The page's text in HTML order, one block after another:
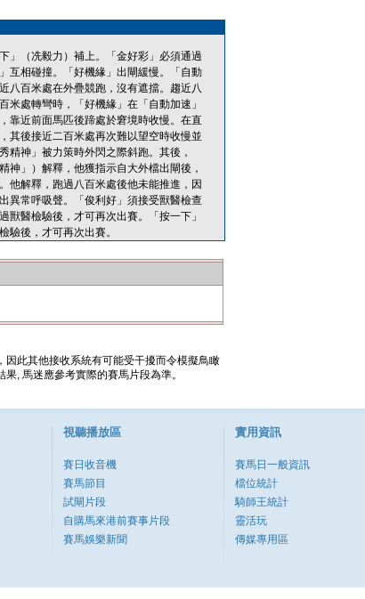
」（冼毅力）補上。「金好彩」必須通過
互相碰撞。「好機緣」出閘緩慢。「自動
八百米處在外疊競跑，沒有遮擋。趨近八
處轉彎時，「好機緣」在「自動加速」
靠近前面馬匹後蹄處於窘境時收慢。在直
其後接近二百米處再次難以望空時收慢並
精神」被力策時外閃之際斜跑。其後，
神」）解釋，他獲指示自大外檔出閘後，
他解釋，跑過八百米處後他未能推進，因
異常呼吸聲。「俊利好」須接受獸醫檢查
醫檢驗後，才可再次出賽。「按一下」
驗後，才可再次出賽。
此其他接收系統有可能受干擾而令模擬鳥瞰
, 馬迷應參考實際的賽馬片段為準。
視聽播放區
賽日收音機
賽馬節目
試閘片段
自購馬來港前賽事片段
賽馬娛樂新聞
實用資訊
賽馬日一般資訊
檔位統計
騎師王統計
靈活玩
傳媒專用區